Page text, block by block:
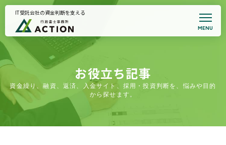
IT受託会社の資金判断を支える
MENU
お役立ち記事
資金繰り、融資、返済、入金サイト、採用・投資判断を、悩みや目的
から探せます。
トップページ
事務所案内
代表プロフィール
悩みから支援を探す
全国対応｜支援事例集
契約書サポート
お知らせ
面談予約・支援適合性確認